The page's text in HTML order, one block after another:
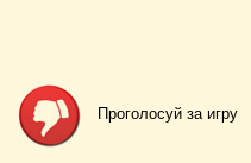
Проголосуй за игру